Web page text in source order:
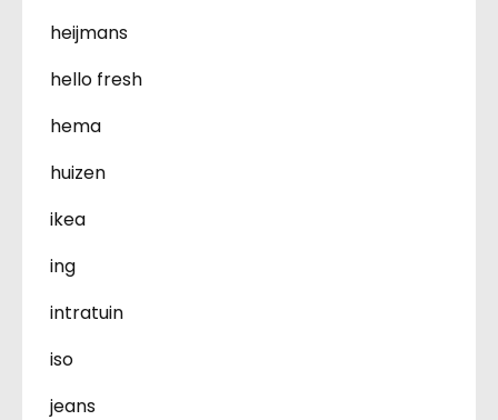
heijmans
hello fresh
hema
huizen
ikea
ing
intratuin
iso
jeans